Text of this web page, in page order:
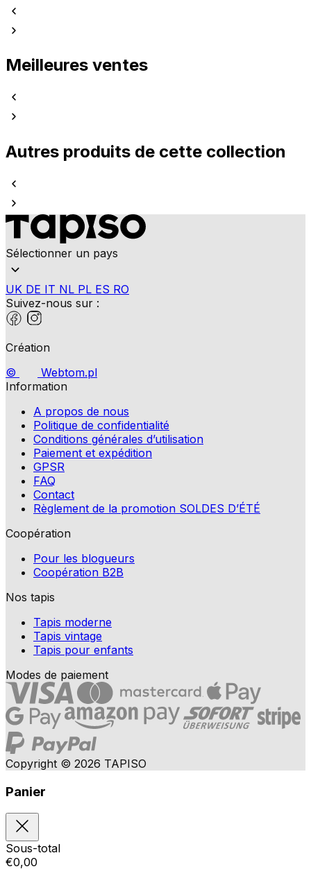
Meilleures ventes
Autres produits de cette collection
Sélectionner un pays
UK DE IT NL PL ES RO
Suivez-nous sur :
Création
©
Webtom.pl
Information
A propos de nous
Politique de confidentialité
Conditions générales d’utilisation
Paiement et expédition
GPSR
FAQ
Contact
Règlement de la promotion SOLDES D’ÉTÉ
Coopération
Pour les blogueurs
Coopération B2B
Nos tapis
Tapis moderne
Tapis vintage
Tapis pour enfants
Modes de paiement
Copyright © 2026 TAPISO
Panier
Sous-total
€0,00